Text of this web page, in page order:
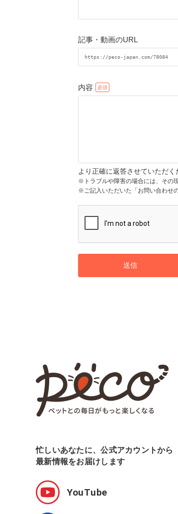
記事・動画のURL
内容
より正確に返答させていただ
※トラブルや障害の場合には、その
※ご記入いただいた「お問い合わせ
送信
忙しいあなたに、公式アカウントから
最新情報をお届けします
YouTube